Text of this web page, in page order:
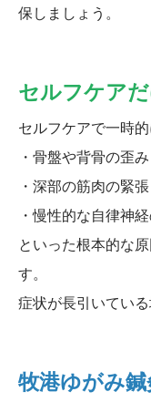
保しましょう。
セルフケア
セルフケアで一時
・骨盤や背骨の歪み
・深部の筋肉の緊張
・慢性的な自律神
といった根本的な
す。
症状が長引いてい
牧港ゆがみ